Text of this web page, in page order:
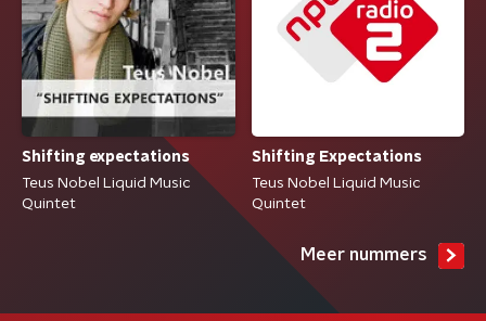
Shifting expectations
Teus Nobel Liquid Music
Quintet
Shifting Expectations
Teus Nobel Liquid Music
Quintet
Meer nummers